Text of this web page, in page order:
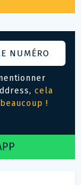
NUMÉRO
cela
!